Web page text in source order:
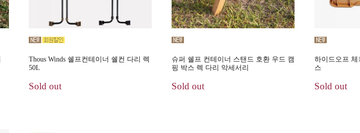
Thous Winds 쉘프컨테이너 쉘컨 다리 렉
50L
Sold out
슈퍼 쉘프 컨테이너 스탠드 호환 우드 캠
핑 박스 렉 다리 악세서리
Sold out
하이드오프
스
Sold out